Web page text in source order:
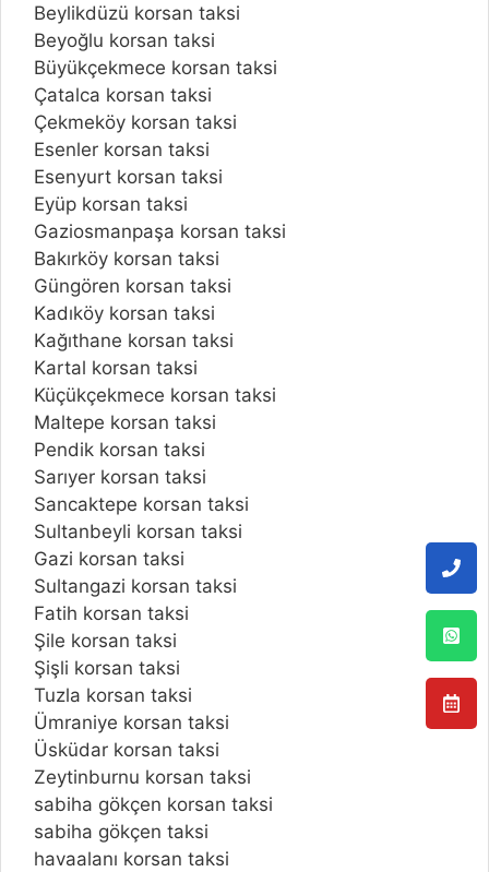
Beylikdüzü korsan taksi
Beyoğlu korsan taksi
Büyükçekmece korsan taksi
Çatalca korsan taksi
Çekmeköy korsan taksi
Esenler korsan taksi
Esenyurt korsan taksi
Eyüp korsan taksi
Gaziosmanpaşa korsan taksi
Bakırköy korsan taksi
Güngören korsan taksi
Kadıköy korsan taksi
Kağıthane korsan taksi
Kartal korsan taksi
Küçükçekmece korsan taksi
Maltepe korsan taksi
Pendik korsan taksi
Sarıyer korsan taksi
Sancaktepe korsan taksi
Sultanbeyli korsan taksi
Gazi korsan taksi
Sultangazi korsan taksi
Fatih korsan taksi
Şile korsan taksi
Şişli korsan taksi
Tuzla korsan taksi
Ümraniye korsan taksi
Üsküdar korsan taksi
Zeytinburnu korsan taksi
sabiha gökçen korsan taksi
sabiha gökçen taksi
havaalanı korsan taksi